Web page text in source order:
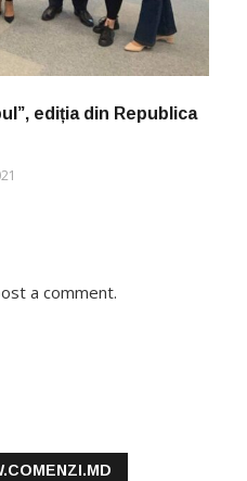
ediția din Republica
a comment.